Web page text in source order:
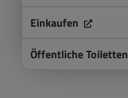
Einkaufen
Öffentliche Toiletten